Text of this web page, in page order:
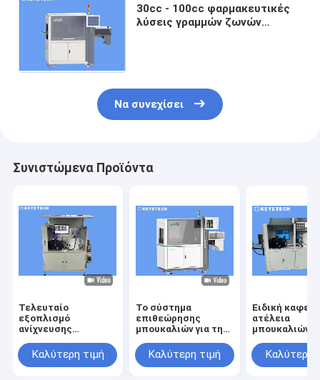
30cc - 100cc φαρμακευτικές
λύσεις γραμμών ζωνών
Να συνεχίσει
Συνιστώμενα Προϊόντα
Τελευταίο
εξοπλισμό
ανίχνευσης
καφέ μπουκάλια με
βάση αλγορίθμους
Καλύτερη τιμή
Το σύστημα
επιθεώρησης
μπουκαλιών για τη
γάλακτος 240 ανά
μικρό cOem δέχεται
Καλύτερη τιμή
Ειδική
ατέλεια
μπουκαλιών
ανιχνεύει τον
εξοπλισμό
Καλύτερη